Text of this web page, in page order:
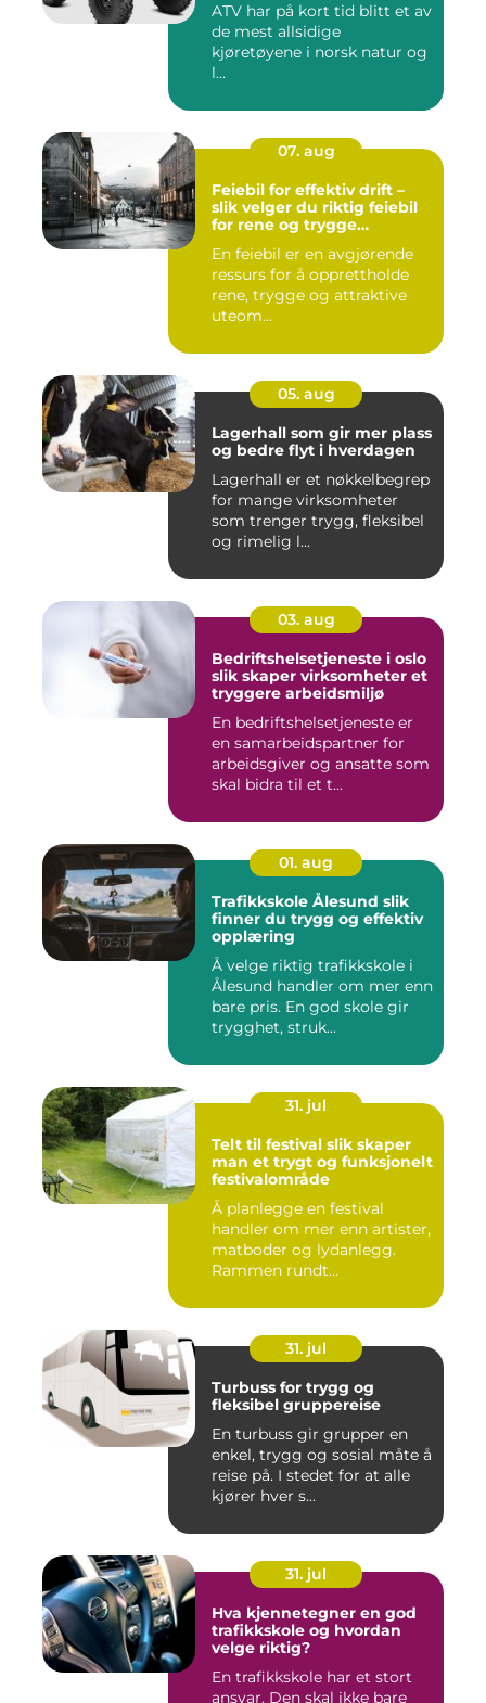
ATV har på kort tid blitt et av
de mest allsidige
kjøretøyene i norsk natur og
l...
07. aug
Feiebil for effektiv drift –
slik velger du riktig feiebil
for rene og trygge
En feiebil er en avgjørende
ressurs for å opprettholde
rene, trygge og attraktive
uteom...
05. aug
Lagerhall som gir mer plass
og bedre flyt i hverdagen
Lagerhall er et nøkkelbegrep
for mange virksomheter
som trenger trygg, fleksibel
og rimelig l...
03. aug
Bedriftshelsetjeneste i oslo
slik skaper virksomheter et
tryggere arbeidsmiljø
En bedriftshelsetjeneste er
en samarbeidspartner for
arbeidsgiver og ansatte som
skal bidra til et t...
01. aug
Trafikkskole Ålesund slik
finner du trygg og effektiv
opplæring
Å velge riktig trafikkskole i
Ålesund handler om mer enn
bare pris. En god skole gir
trygghet, struk...
31. jul
Telt til festival slik skaper
man et trygt og funksjonelt
festivalområde
Å planlegge en festival
handler om mer enn artister,
matboder og lydanlegg.
Rammen rundt
31. jul
Turbuss for trygg og
fleksibel gruppereise
En turbuss gir grupper en
enkel, trygg og sosial måte å
reise på. I stedet for at alle
kjører hver s...
31. jul
Hva kjennetegner en god
trafikkskole og hvordan
velge riktig?
En trafikkskole har et stort
ansvar. Den skal ikke bare